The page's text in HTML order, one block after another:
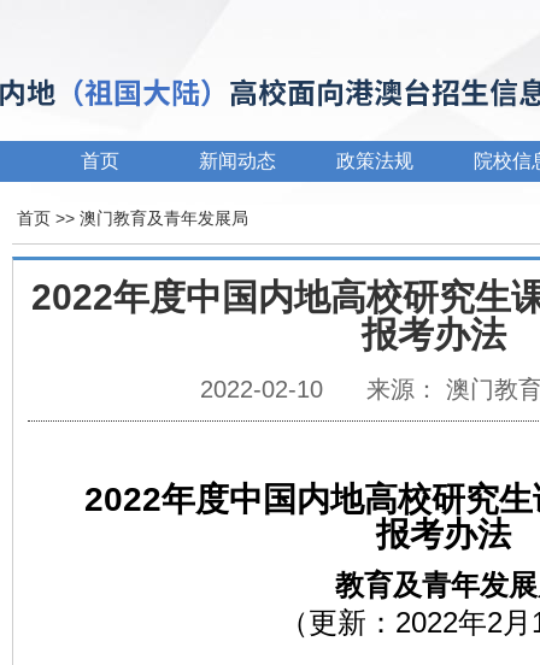
首页 新闻动态 政策法规 院校信
首页 >> 澳门教育及青年发展局
2022年度中国内地高校研究生
报考办法
2022-02-10 来源： 澳门教
2022年度中国内地高校研究
报考办法
教育及青年发
（更新： 2022年2月